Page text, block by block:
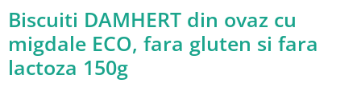
Biscuiti DAMHERT din ovaz cu
migdale ECO, fara gluten si fara
lactoza 150g